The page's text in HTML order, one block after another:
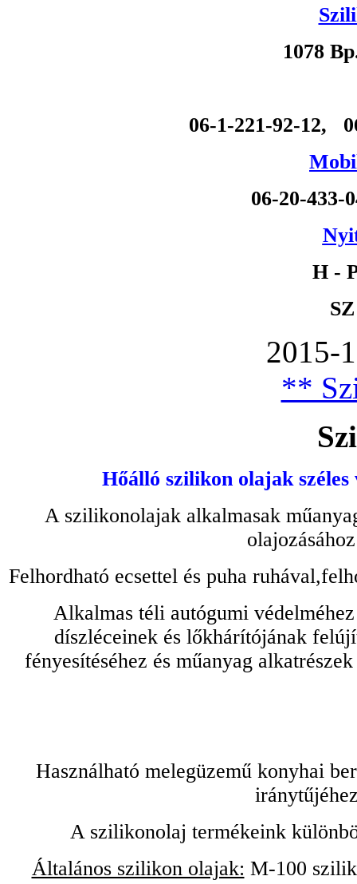
1078
06-1-221-92-12,
06-20-
H -
2015-
**
Hőálló szilikon olajak
A szilikonolajak alkalmasak
Felhordható ecsettel és puha
Alkalmas téli autógumi
díszléceinek és lőkhárítójának
fényesítéséhez és műanyag
Használható melegüzemű konyhai
A szilikonolaj termékeink
Általános szilikon olajak: M-100